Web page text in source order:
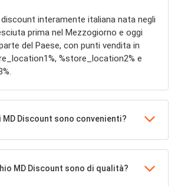
interamente italiana nata negli
prima nel Mezzogiorno e oggi
del Paese, con punti vendita in
%store_location2% e
MD Discount sono convenienti?
MD Discount sono di qualità?